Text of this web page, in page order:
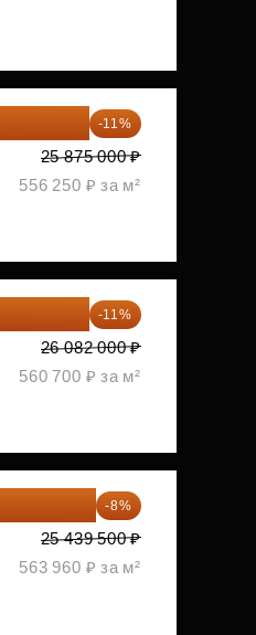
-11%
25 875 000 ₽
556 250 ₽ за м²
-11%
26 082 000 ₽
560 700 ₽ за м²
340 ₽ -8%
25 439 500 ₽
563 960 ₽ за м²